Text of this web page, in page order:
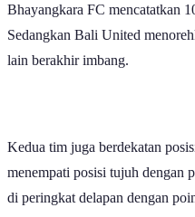
Bhayangkara FC mencatatkan
Sedangkan Bali United
lain berakhir imbang.
Kedua tim juga berdekatan
menempati posisi tujuh dengan
di peringkat delapan dengan